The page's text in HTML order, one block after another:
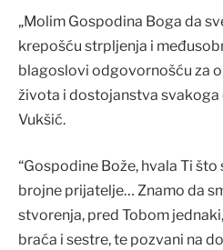
„Molim Gospodina Boga da
krepošću strpljenja i
blagoslovi odgovornošću za
života i dostojanstva svakoga
Vukšić.
“Gospodine Bože, hvala Ti
brojne prijatelje… Znamo da
stvorenja, pred Tobom
braća i sestre, te pozvani na